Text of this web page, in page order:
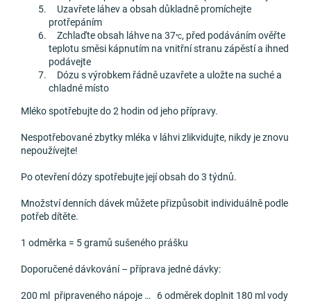
Uzavřete láhev a obsah důkladně promíchejte
protřepáním
Zchlaďte obsah láhve na 37°C, před podáváním ověřte
teplotu směsi kápnutím na vnitřní stranu zápěstí a ihned
podávejte
Dózu s výrobkem řádně uzavřete a uložte na suché a
chladné místo
Mléko spotřebujte do 2 hodin od jeho přípravy.
Nespotřebované zbytky mléka v láhvi zlikvidujte, nikdy je znovu
nepoužívejte!
Po otevření dózy spotřebujte její obsah do 3 týdnů.
Množství denních dávek můžete přizpůsobit individuálně podle
potřeb dítěte.
1 odměrka = 5 gramů sušeného prášku
Doporučené dávkování – příprava jedné dávky:
200 ml připraveného nápoje … 6 odměrek doplnit 180 ml vody